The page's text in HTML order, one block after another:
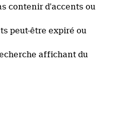
contenir d'accents ou
peut-être expiré ou
affichant du